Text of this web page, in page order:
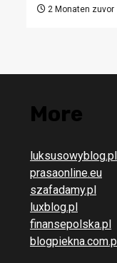
2 Monaten zuvor
More
luksusowyblog.pl
prasaonline.eu
szafadamy.pl
luxblog.pl
finansepolska.pl
blogpiekna.com.pl